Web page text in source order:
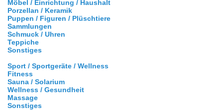
Möbel / Einrichtung / Haushalt
Porzellan / Keramik
Puppen / Figuren / Plüschtiere
Sammlungen
Schmuck / Uhren
Teppiche
Sonstiges
Sport / Sportgeräte / Wellness
Fitness
Sauna / Solarium
Wellness / Gesundheit
Massage
Sonstiges